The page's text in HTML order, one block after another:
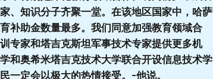
、知识分子齐聚一堂。在该地区国家中，哈萨
补助金数量最多。我们同意加强教育领域合
专家和塔吉克斯坦军事技术专家提供更多机
和奥希米塔吉克技术大学联合开设信息技术学
一定会以极大的热情接受。-他说。